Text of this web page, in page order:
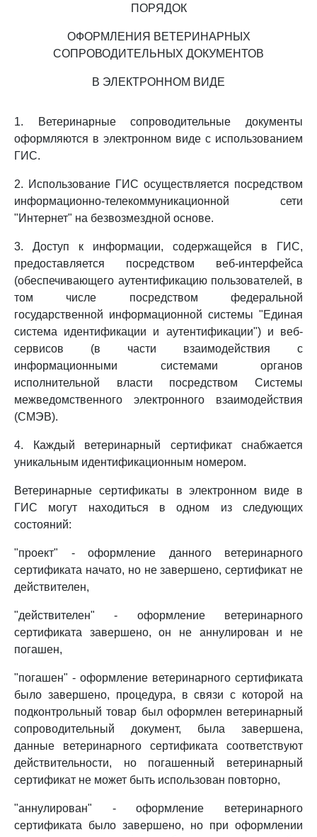
ПОРЯДОК
ОФОРМЛЕНИЯ ВЕТЕРИНАРНЫХ
СОПРОВОДИТЕЛЬНЫХ ДОКУМЕНТОВ
В ЭЛЕКТРОННОМ ВИДЕ
1. Ветеринарные сопроводительные документы
оформляются в электронном виде с использованием
ГИС.
2. Использование ГИС осуществляется посредством
информационно-телекоммуникационной сети
"Интернет" на безвозмездной основе.
3. Доступ к информации, содержащейся в ГИС,
предоставляется посредством веб-интерфейса
(обеспечивающего аутентификацию пользователей, в
том числе посредством федеральной
государственной информационной системы "Единая
система идентификации и аутентификации") и веб-
сервисов (в части взаимодействия с
информационными системами органов
исполнительной власти посредством Системы
межведомственного электронного взаимодействия
(СМЭВ).
4. Каждый ветеринарный сертификат снабжается
уникальным идентификационным номером.
Ветеринарные сертификаты в электронном виде в
ГИС могут находиться в одном из следующих
состояний:
"проект" - оформление данного ветеринарного
сертификата начато, но не завершено, сертификат не
действителен,
"действителен" - оформление ветеринарного
сертификата завершено, он не аннулирован и не
погашен,
"погашен" - оформление ветеринарного сертификата
было завершено, процедура, в связи с которой на
подконтрольный товар был оформлен ветеринарный
сопроводительный документ, была завершена,
данные ветеринарного сертификата соответствуют
действительности, но погашенный ветеринарный
сертификат не может быть использован повторно,
"аннулирован" - оформление ветеринарного
сертификата было завершено, но при оформлении